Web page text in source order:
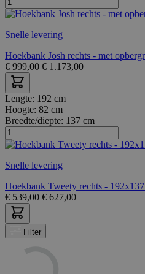
Snelle levering
Hoekbank Josh rechts - met
€ 999,00 € 1.173,00
Lengte: 192 cm
Hoogte: 82 cm
Breedte/diepte: 137 cm
Snelle levering
Hoekbank Tweety rechts -
€ 539,00 € 627,00
Filter